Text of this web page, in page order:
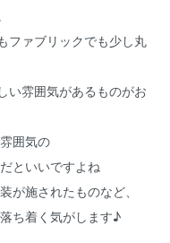
ァブリックでも少し丸
雰囲気があるものがお
囲気の
といいですよね
施されたものなど、
ち着く気がします♪